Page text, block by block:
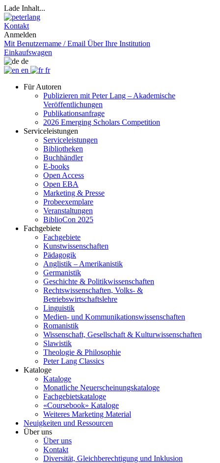
Lade Inhalt...
Kontakt
Anmelden
Mit Benutzername / Email Über Ihre Institution
Einkaufswagen
de
en
fr
Für Autoren
Publizieren mit Peter Lang – Akademische
Veröffentlichungen
Publikationsanfrage
2026 Emerging Scholars Competition
Serviceleistungen
Serviceleistungen
Bibliotheken
Buchhändler
E-books
Open Access
Open EBA
Marketing & Presse
Probeexemplare
Veranstaltungen
BiblioCon 2025
Fachgebiete
Fachgebiete
Kunstwissenschaften
Pädagogik
Anglistik – Amerikanistik
Germanistik
Geschichte & Politikwissenschaften
Rechtswissenschaften, Volks- &
Betriebswirtschaftslehre
Linguistik
Medien- und Kommunikationswissenschaften
Romanistik
Wissenschaft, Gesellschaft & Kulturwissenschaften
Slawistik
Theologie & Philosophie
Peter Lang Classics
Kataloge
Kataloge
Monatliche Neuerscheinungskataloge
Fachgebietskataloge
«Coursebook» Kataloge
Weiteres Marketing Material
Neuigkeiten und Ressourcen
Über uns
Über uns
Kontakt
Diversität, Gleichberechtigung und Inklusion